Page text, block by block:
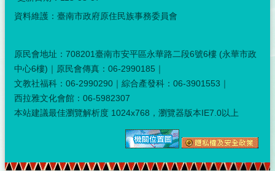
資料維護：臺南市政府原住民族事務委員會
原民會地址：708201臺南市安平區永華路二段6號6樓 (永華市政
中心6樓)｜原民會傳真：06-2990185｜
文教社福科：06-2990290｜綜合產發科：06-3901553｜
西拉雅文化會館：06-5982307
本站建議最佳瀏覽解析度 1024x768，瀏覽器版本IE7.0以上